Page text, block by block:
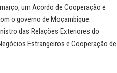
um Acordo de Cooperação e
o governo de Moçambique.
das Relações Exteriores do
Estrangeiros e Cooperação de